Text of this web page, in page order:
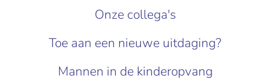
Onze collega's
Toe aan een nieuwe uitdaging?
Mannen in de kinderopvang